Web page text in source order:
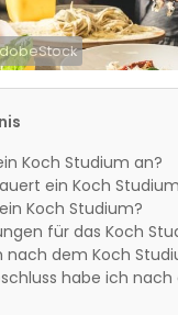
Koch Studium an?
ein Koch
Koch Studium?
für das Koch
nach dem Koch
habe ich nach